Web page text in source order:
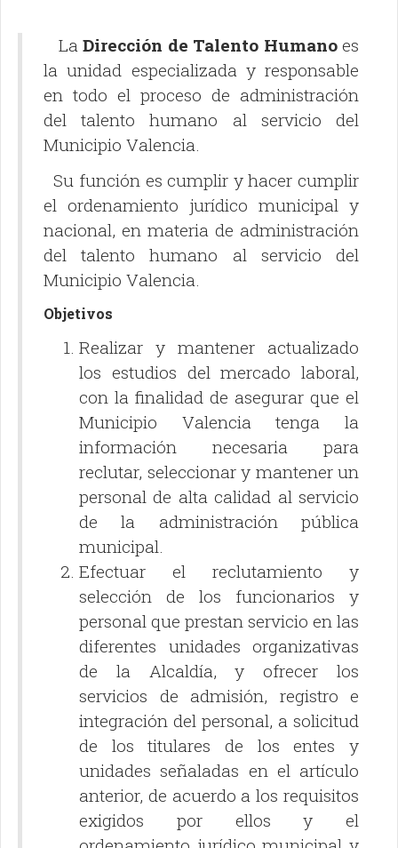
La Dirección de Talento Humanoes
la unidad especializada y responsable
en todo el proceso de administración
del talento humano al servicio del
Municipio Valencia.
Su función es cumplir y hacer cumplir
el ordenamiento jurídico municipal y
nacional, en materia de administración
del talento humano al servicio del
Municipio Valencia.
Objetivos
Realizar y mantener actualizado
los estudios del mercado laboral,
con la finalidad de asegurar que el
Municipio Valencia tenga la
información necesaria para
reclutar, seleccionar y mantener un
personal de alta calidad al servicio
de la administración pública
municipal.
Efectuar el reclutamiento y
selección de los funcionarios y
personal que prestan servicio en las
diferentes unidades organizativas
de la Alcaldía, y ofrecer los
servicios de admisión, registro e
integración del personal, a solicitud
de los titulares de los entes y
unidades señaladas en el artículo
anterior, de acuerdo a los requisitos
exigidos por ellos y el